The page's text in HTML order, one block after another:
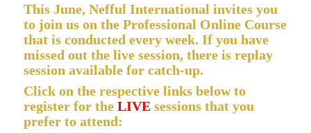
This June, Nefful International invites you
to join us on the Professional Online Course
that is conducted every week. If you have
missed out the live session, there is replay
session available for catch-up.
Click on the respective links below to
register for the LIVEsessions that you
prefer to attend: